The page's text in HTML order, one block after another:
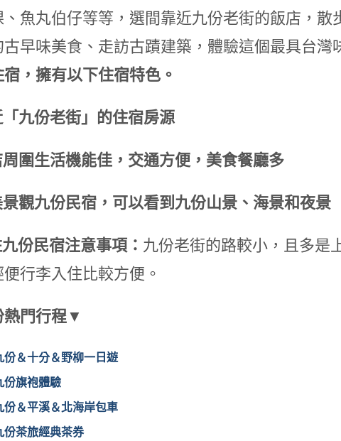
、魚丸伯仔等等，選間靠近九份老街的飯店，
早味美食、走訪古蹟建築，體驗這個最具台灣
，擁有以下住宿特色。
九份老街」的住宿房源
圍生活機能佳，交通方便，美食餐廳多
觀九份民宿，可以看到九份山景、海景和夜景
份民宿注意事項： 九份老街的路較小，且多是
行李入住比較方便。
門行程▼
份＆十分＆野柳一日遊
份旗袍體驗
份＆平溪＆北海岸包車
份茶旅經典茶券